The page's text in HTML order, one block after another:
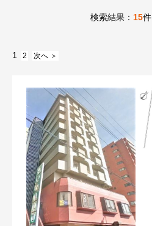
検索結果： 15件
1 2 次へ ＞